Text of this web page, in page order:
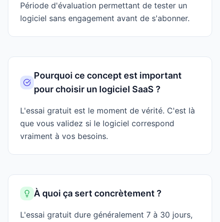
Période d'évaluation permettant de tester un
logiciel sans engagement avant de s'abonner.
Pourquoi ce concept est important
pour choisir un logiciel SaaS ?
L'essai gratuit est le moment de vérité. C'est là
que vous validez si le logiciel correspond
vraiment à vos besoins.
À quoi ça sert concrètement ?
L'essai gratuit dure généralement 7 à 30 jours,